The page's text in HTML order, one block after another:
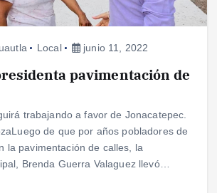
Local junio 11, 2022
pavimentación de
trabajando a favor de Jonacatepec.
de que por años pobladores de
la pavimentación de calles, la
Brenda Guerra Valaguez llevó…